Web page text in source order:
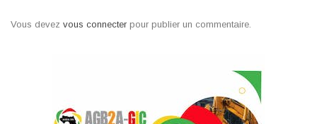
Vous devez vous connecter pour publier un commentaire.